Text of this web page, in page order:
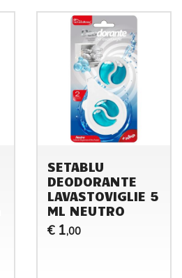
SETABLU
DEODORANTE
LAVASTOVIGLIE 5
ML NEUTRO
€ 1,00